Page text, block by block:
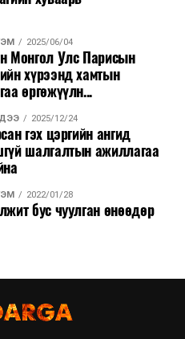
2025/06/04
Монгол Улс Парисын
хүрээнд хамтын
өргөжүүлн...
2025/12/24
гэх цэргийн ангид
шалгалтын ажиллагаа
2022/01/28
бус чуулган өнөөдөр